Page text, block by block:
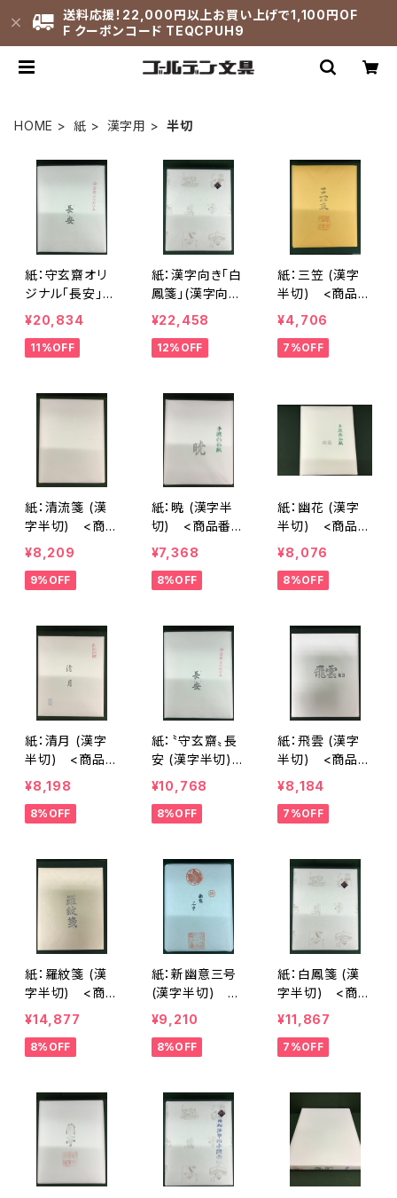
送料応援！22,000円以上お買い上げで1,100円OF
F クーポンコード TEQCPUH9
HOME 紙 漢字用 半切
紙：守玄齋オリ
ジナル「長安」
(漢字向き) 半切
2反セット (1反1
00枚×2) <商
¥20,834
11%OFF
紙：漢字向き「白
鳳箋」(漢字向
き) 半切2反セッ
ト (1反100枚×
2) <商品番号1
¥22,458
12%OFF
紙：三笠 (漢字
半切) <商品番
号1219>
¥4,706
7%OFF
紙：清流箋 (漢
字半切) <商品
番号1220>
¥8,209
9%OFF
紙：暁 (漢字半
切) <商品番号
1221>
¥7,368
8%OFF
紙：幽花 (漢字
半切) <商品番
号1223>
¥8,076
8%OFF
紙：清月 (漢字
半切) <商品番
号1224>
¥8,198
8%OFF
紙：〝守玄齋〟長
安 (漢字半切)
<商品番号1225
¥10,768
8%OFF
紙：飛雲 (漢字
半切) <商品番
号1226>
¥8,184
7%OFF
紙：羅紋箋 (漢
字半切) <商品
番号1227>
¥14,877
8%OFF
紙：新幽意三号
(漢字半切) <
商品番号1228>
¥9,210
8%OFF
紙：白鳳箋 (漢
字半切) <商品
番号1229>
¥11,867
7%OFF